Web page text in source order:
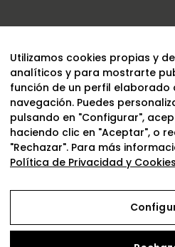
Utilizamos cookies propias y
analíticos y para mostrarte
función de un perfil
navegación. Puedes
pulsando en "Configurar",
haciendo clic en "Aceptar", o
"Rechazar". Para más
Política de Privacidad y Cookies